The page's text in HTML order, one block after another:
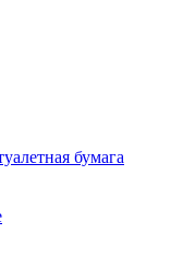
бумага